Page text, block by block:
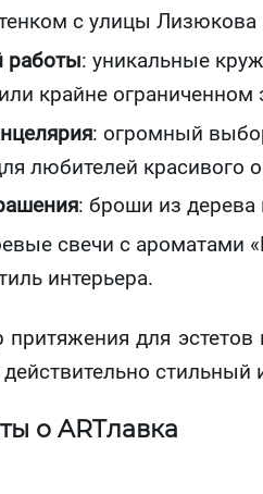
с улицы
работы: уникальные
крайне ограниченном
: огромный
любителей красивого
: броши из
свечи с ароматами
интерьера.
притяжения для
стильный
о ARTлавка